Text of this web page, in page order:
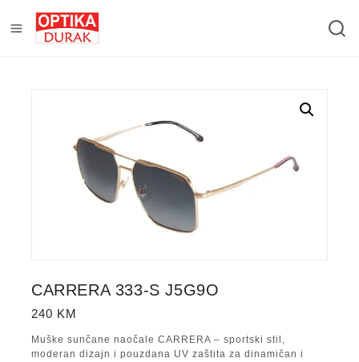
CARRERA 333-S J5G9O
240 KM
Muške sunčane naočale CARRERA – sportski stil,
moderan dizajn i pouzdana UV zaštita za dinamičan i